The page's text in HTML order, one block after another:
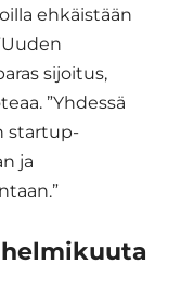
ehkäistään
sijoitus,
”Yhdessä
startup-
ja